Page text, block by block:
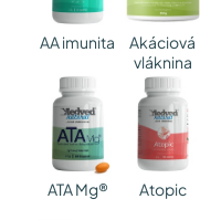
AA imunita
Akáciová
vláknina
ATA Mg® Atopic